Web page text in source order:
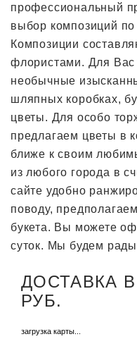
профессиональный
выбор композиций
Композиции
флористами. Для Вас
необычные
шляпных коробках,
цветы. Для особо
предлагаем цветы в
ближе к своим
из любого города в
сайте удобно
поводу,
букета. Вы можете
суток. Мы будем
ДОСТАВКА
РУБ.
загрузка карты...